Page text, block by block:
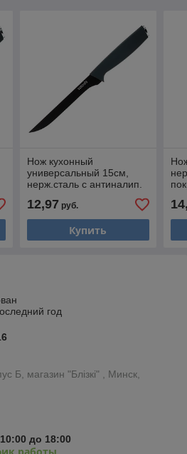
Нож кухонный
универсальный 15см,
нерж.сталь с антиналип.
SATOSHI Орис, 803-367
12,97 руб.
Купить
год
Б, магазин "Блiзкi" , Минск,
до 18:00